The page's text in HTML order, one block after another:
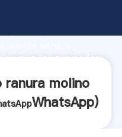
producción, fuerza
máquina proveedor
molino
WhatsApp)